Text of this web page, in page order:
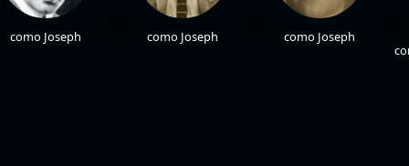
como Joseph como Joseph
como Joseph